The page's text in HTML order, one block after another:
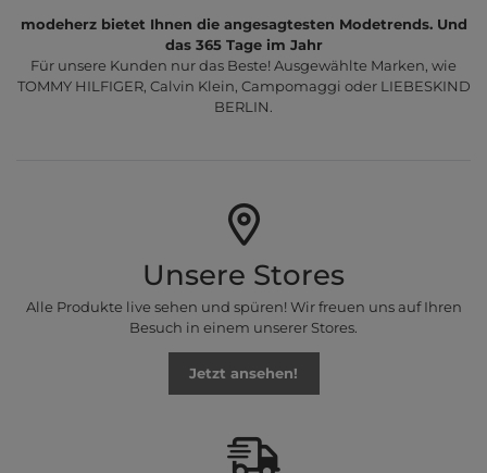
modeherz bietet Ihnen die angesagtesten Modetrends. Und
das 365 Tage im Jahr
Für unsere Kunden nur das Beste! Ausgewählte Marken, wie
TOMMY HILFIGER, Calvin Klein, Campomaggi oder LIEBESKIND
BERLIN.
Unsere Stores
Alle Produkte live sehen und spüren! Wir freuen uns auf Ihren
Besuch in einem unserer Stores.
Jetzt ansehen!